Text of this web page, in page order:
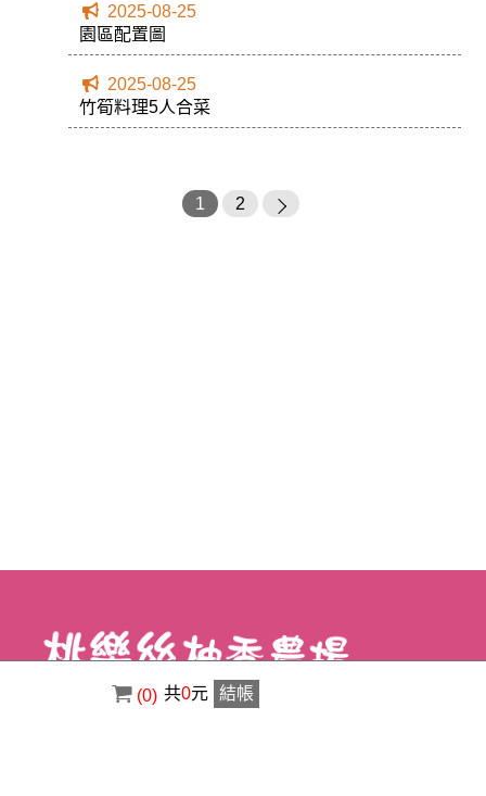
2025-08-25
園區配置圖
2025-08-25
竹筍料理5人合菜
1 2
(0) 共0元 結帳